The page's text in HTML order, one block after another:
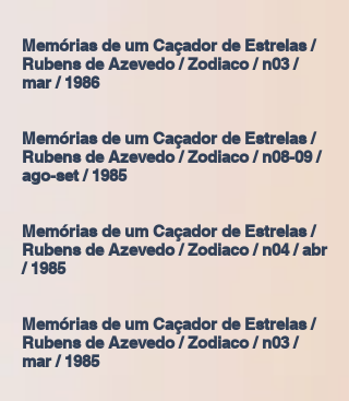
Memórias de um Caçador de Estrelas /
Rubens de Azevedo / Zodiaco / n03 /
mar / 1986
Memórias de um Caçador de Estrelas /
Rubens de Azevedo / Zodiaco / n08-09 /
ago-set / 1985
Memórias de um Caçador de Estrelas /
Rubens de Azevedo / Zodiaco / n04 / abr
/ 1985
Memórias de um Caçador de Estrelas /
Rubens de Azevedo / Zodiaco / n03 /
mar / 1985